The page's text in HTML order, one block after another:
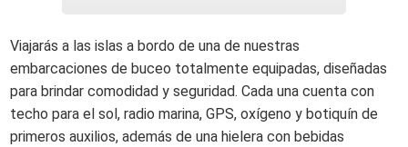
Viajarás a las islas a bordo de una de nuestras
embarcaciones de buceo totalmente equipadas, diseñadas
para brindar comodidad y seguridad. Cada una cuenta con
techo para el sol, radio marina, GPS, oxígeno y botiquín de
primeros auxilios, además de una hielera con bebidas